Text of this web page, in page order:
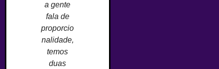
a gente
fala de
proporcio
nalidade,
temos
duas